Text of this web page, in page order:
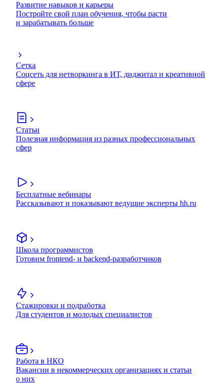
Развитие навыков и карьеры
Постройте свой план обучения, чтобы расти
и зарабатывать больше
Сетка
Соцсеть для нетворкинга в ИТ, диджитал и креативной
сфере
Статьи
Полезная информация из разных профессиональных
сфер
Бесплатные вебинары
Рассказывают и показывают ведущие эксперты hh.ru
Школа программистов
Готовим frontend- и backend-разработчиков
Стажировки и подработка
Для студентов и молодых специалистов
Работа в НКО
Вакансии в некоммерческих организациях и статьи
о них